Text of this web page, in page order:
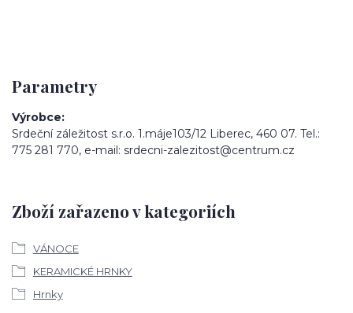
Parametry
Výrobce
Srdeční záležitost s.r.o. 1.máje103/12 Liberec, 460 07. Tel.:
775 281 770, e-mail: srdecni-zalezitost@centrum.cz
Zboží zařazeno v kategoriích
VÁNOCE
KERAMICKÉ HRNKY
Hrnky